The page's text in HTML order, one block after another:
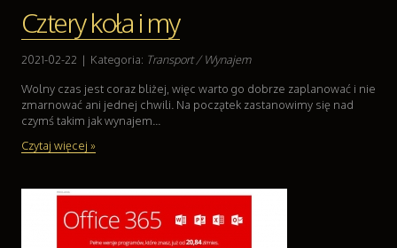
Biżuteria
Dla Dzieci
Meble
Wyposażenie Wnętrz
Wyposażenie Łazienki
Art. Dla Zwierząt
Ogród, Rośliny
Chemia
Cztery koła i my
2021-02-22 | Kategoria: Transport / Wynajem
Wolny czas jest coraz bliżej, więc warto go dobrze zaplanować i nie
zmarnować ani jednej chwili. Na początek zastanowimy się nad
czymś takim jak wynajem...
Czytaj więcej »